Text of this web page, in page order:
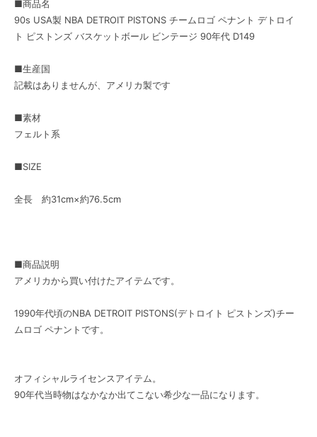
■商品名
90s USA製 NBA DETROIT PISTONS チームロゴ ペナント デトロイ
ト ピストンズ バスケットボール ビンテージ 90年代 D149
■生産国
記載はありませんが、アメリカ製です
■素材
フェルト系
■SIZE
全長 約31cm×約76.5cm
■商品説明
アメリカから買い付けたアイテムです。
1990年代頃のNBA DETROIT PISTONS(デトロイト ピストンズ)チー
ムロゴ ペナントです。
オフィシャルライセンスアイテム。
90年代当時物はなかなか出てこない希少な一品になります。